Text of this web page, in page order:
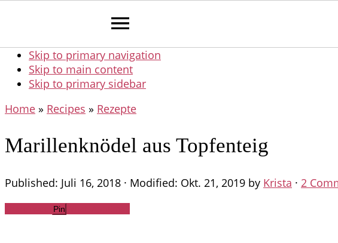
Skip to primary navigation
Skip to main content
Skip to primary sidebar
Home » Recipes » Rezepte
Marillenknödel aus Topfenteig
Published: Juli 16, 2018 · Modified: Okt. 21, 2019 by Krista · 2
Pin